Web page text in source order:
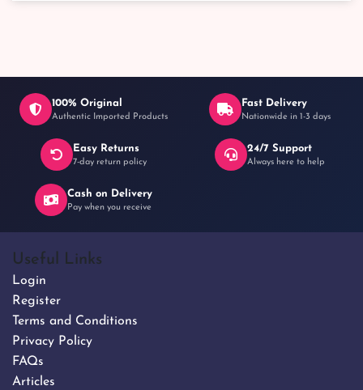
100% Original
Authentic Imported Products
Fast Delivery
Nationwide in 1-3 days
Easy Returns
7-day return policy
24/7 Support
Always here to help
Cash on Delivery
Pay when you receive
Useful Links
Login
Register
Terms and Conditions
Privacy Policy
FAQs
Articles